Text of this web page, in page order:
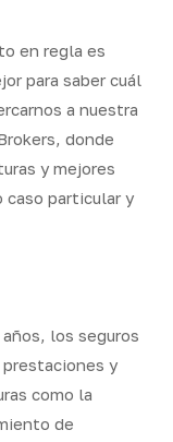
en regla es
para saber cuál
a nuestra
donde
y mejores
caso particular y
los seguros
y
como la
de